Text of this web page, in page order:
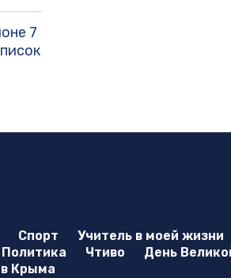
7
Спорт Учитель в моей жизни
Политика Чтиво День
Крыма